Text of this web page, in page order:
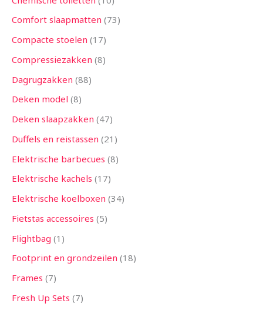
Comfort slaapmatten 73
Compacte stoelen 17
Compressiezakken 8
Dagrugzakken 88
Deken model 8
Deken slaapzakken 47
Duffels en reistassen 21
Elektrische barbecues 8
Elektrische kachels 17
Elektrische koelboxen 34
Fietstas accessoires 5
Flightbag 1
Footprint en grondzeilen 18
Frames 7
Fresh Up Sets 7